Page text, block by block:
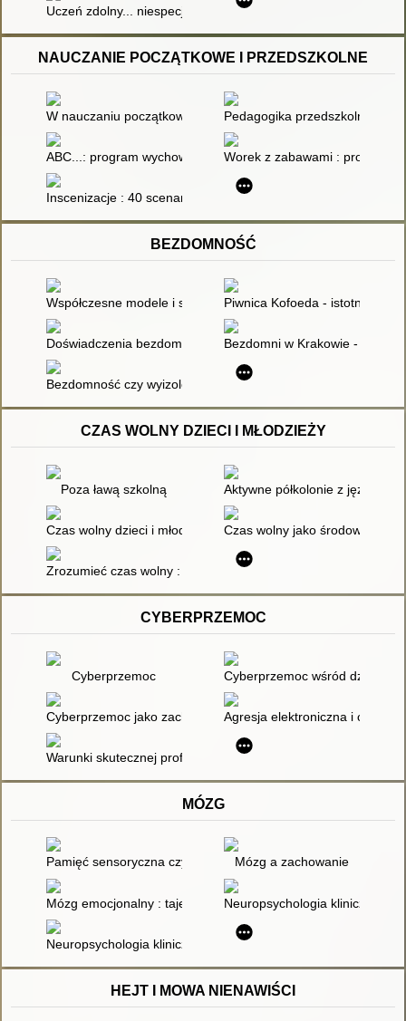
Uczeń zdolny... niespecjalnej troski
NAUCZANIE POCZĄTKOWE I PRZEDSZKOLNE
W nauczaniu początkowym inaczejPedagogika przedszkolna :
ABC...: program wychowania przedszkolnego XXI wieku
Worek z zabawami :
Inscenizacje : 40 scenariuszy przedstawień przedszkolnych i
BEZDOMNOŚĆ
Współczesne modele i strategie resocjalizacji
Piwnica Kofoeda - istotny
Doświadczenia bezdomności. Bezdomni w ośrodku Monaru w
Bezdomni w Krakowie -
Bezdomność czy wyizolowanie społeczne?
CZAS WOLNY DZIECI I MŁODZIEŻY
Poza ławą szkolną Aktywne półkolonie z językiem
Czas wolny dzieci i młodzieży Czas wolny jako środowisko
Zrozumieć czas wolny : przeobrażenia, tożsamość,
CYBERPRZEMOC
Cyberprzemoc Cyberprzemoc wśród dzieci i
Cyberprzemoc jako zachowanie problemowe pokolenia Y
Agresja elektroniczna i
Warunki skutecznej profilaktyki cyberprzemocy rówieśniczej
MÓZG
Pamięć sensoryczna czyli Myśleć ciałem : doskonalenie
Mózg a zachowanie
Mózg emocjonalny : tajemnicze podstawy życia
Neuropsychologia kliniczna
Neuropsychologia kliniczna : urazy mózgu. 2
HEJT I MOWA NIENAWIŚCI